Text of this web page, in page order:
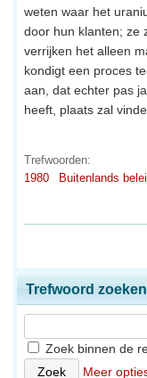
weten waar het
door hun klanten; ze
verrijken het alleen
kondigt een proces
aan, dat echter pas
heeft, plaats zal
Trefwoorden:
1980
Buitenlands
Trefwoord zoeken
Zoek binnen de
Meer